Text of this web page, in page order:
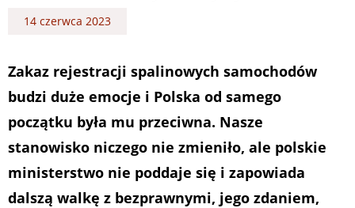
14 czerwca 2023
Zakaz rejestracji spalinowych samochodów
budzi duże emocje i Polska od samego
początku była mu przeciwna. Nasze
stanowisko niczego nie zmieniło, ale polskie
ministerstwo nie poddaje się i zapowiada
dalszą walkę z bezprawnymi, jego zdaniem,